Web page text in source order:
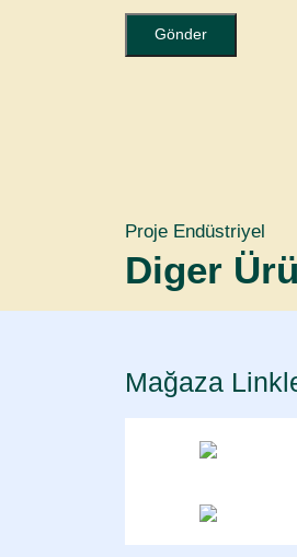
Proje Endüstriyel
Diger
Mağaza